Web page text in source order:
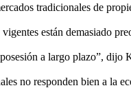
tradicionales de
están demasiado
a largo plazo”, dijo
no responden bien a la